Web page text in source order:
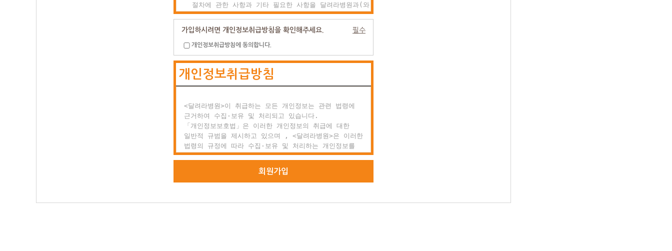
  절차에 관한 사항과 기타 필요한 사항을 달려라병원과(와)
  이용자의 권리, 의미 및 책임사항 등을 규정함을 목적으로
제2조 약관의 효력과 변경
  (1) 이 약관은 이용자에게 공시함으로서 효력이 발생합니다.
  (2) 달려라병원는 사정 변경의 경우와 영업상 중요사유가
      있을 때 약관을 변경할 수 있으며, 변경된 약관은
제3조 약관 외 준칙
  이 약관에 명시되지 않은 사항이 관계법령에 규정되어
  있을 경우에는 그 규정에 따릅니다.
○ 제2장 회원 가입과 서비스 이용
  회원이란 달려라병원에서 회원으로 적합하다고 인정하는
  양식을 작성하고 'ID'와 '비밀번호'를 발급받은 사람을
필수
가입하시려면 개인정보취급방침을 확인해주세요.
개인정보취급방침에 동의합니다.
개인정보취급방침
<달려라병원>이 취급하는 모든 개인정보는 관련 법령에
근거하여 수집·보유 및 처리되고 있습니다.
「개인정보보호법」은 이러한 개인정보의 취급에 대한
일반적 규범을 제시하고 있으며 , <달려라병원>은 이러한
법령의 규정에 따라 수집·보유 및 처리하는 개인정보를
공공업무의 적절한 수행과 정보주체의 권익을 보호하기
위해 적법하고 적정하게 취급할 것입니다.
등 정보주체의 권익을 존중하며, 정보주체는 이러한 법령상
회원가입